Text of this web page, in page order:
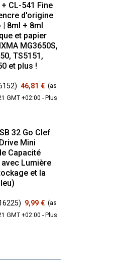
CL-541 Fine
d'origine
8ml + 8ml
et papier
MG3650S,
TS5151,
et plus !
) 46,81 € (as
GMT +02:00 - Plus
32 Go Clef
Mini
Capacité
Lumière
et la
) 9,99 € (as
GMT +02:00 - Plus